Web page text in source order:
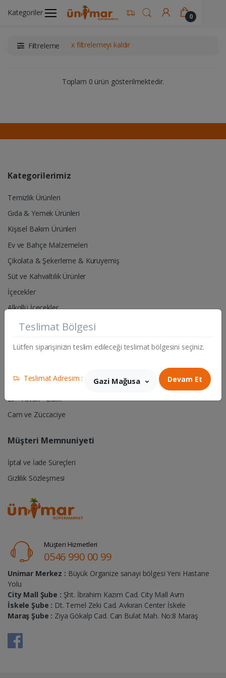
Kategoriler 0
Ünimar Anasayfa Alkollü İçecekler Bira
Filtreleme x filtrelemeyi kaldır
Toplam 0 ürün gösterilmektedir.
Kategorilerimiz
Temizlik Ürünleri
Gıda & Yemek Ürünleri
Kişisel Bakım Ürünleri
Ev ve Bahçe Malzemeleri
Çikolata & Şekerleme & Kuruyemiş
Süt ve Kahvaltılık Ürünler
İçecekler
Alkollü İçecekler
Pet Shop- Hayvan Yem & Aksesuarları
Hırdavat & Elektrik Malzemeleri
Manav
Et - Tavuk - Balık
Cam ve Züccaciye
Müşteri Memnuniyeti
İptal ve İade Süreçleri
Gizlilik Sözleşmesi
Müşteri Hizmetleri
0546 990 00 99
Unimar Merkez : Büyük Organize sanayi bölgesi Yeni Hastane
Yolu
City Mall Şube : Şht. İbrahim Kazım Cad. City Mall Avm
İskele Şube : Dt. Temel Zeki Cad. Avkıran Center İskele
Maraş Şube : Ziya Gökalp Cad. Can Bulat Mah. No:8 Maraş
Teslimat Bölgesi
Lütfen siparişinizin teslim edileceği teslimat bölgesini seçiniz.
Teslimat Adresim : Gazi Mağusa Devam Et